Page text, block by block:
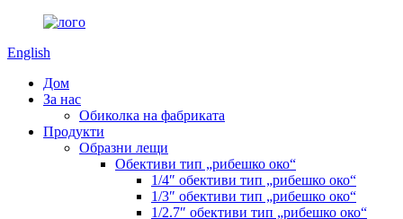
English
Дом
За нас
Обиколка на фабриката
Продукти
Образни лещи
Обективи тип „рибешко око“
1/4″ обективи тип „рибешко око“
1/3″ обективи тип „рибешко око“
1/2.7″ обективи тип „рибешко око“